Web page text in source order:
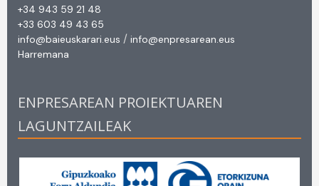
+34 943 59 21 48
+33 603 49 43 65
info@baieuskarari.eus / info@enpresarean.eus
Harremana
ENPRESAREAN PROIEKTUAREN
LAGUNTZAILEAK